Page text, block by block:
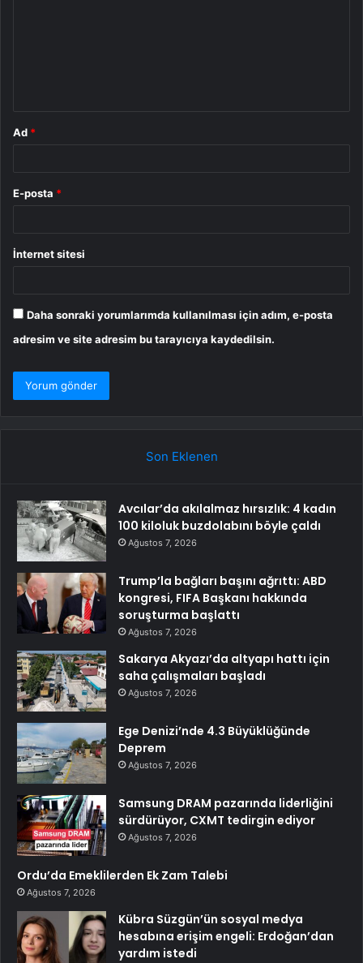
Ad *
E-posta *
İnternet sitesi
Daha sonraki yorumlarımda kullanılması için adım, e-posta
adresim ve site adresim bu tarayıcıya kaydedilsin.
Son Eklenen
Avcılar’da akılalmaz hırsızlık: 4 kadın
100 kiloluk buzdolabını böyle çaldı
Ağustos 7, 2026
Trump’la bağları başını ağrıttı: ABD
kongresi, FIFA Başkanı hakkında
soruşturma başlattı
Ağustos 7, 2026
Sakarya Akyazı’da altyapı hattı için
saha çalışmaları başladı
Ağustos 7, 2026
Ege Denizi’nde 4.3 Büyüklüğünde
Deprem
Ağustos 7, 2026
Samsung DRAM pazarında liderliğini
sürdürüyor, CXMT tedirgin ediyor
Ağustos 7, 2026
Ordu’da Emeklilerden Ek Zam Talebi
Ağustos 7, 2026
Kübra Süzgün’ün sosyal medya
hesabına erişim engeli: Erdoğan’dan
yardım istedi